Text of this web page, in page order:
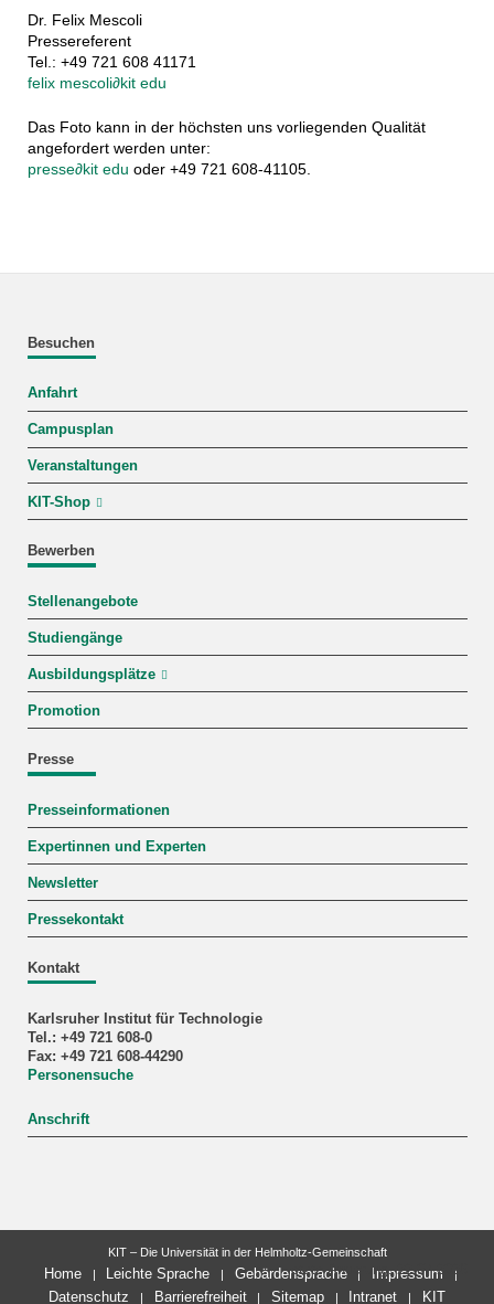
Dr. Felix Mescoli
Pressereferent
Tel.: +49 721 608 41171
felix mescoli∂kit edu
Das Foto kann in der höchsten uns vorliegenden Qualität
angefordert werden unter:
presse∂kit edu oder +49 721 608-41105.
Besuchen
Anfahrt
Campusplan
Veranstaltungen
KIT-Shop
Bewerben
Stellenangebote
Studiengänge
Ausbildungsplätze
Promotion
Presse
Presseinformationen
Expertinnen und Experten
Newsletter
Pressekontakt
Kontakt
Karlsruher Institut für Technologie
Tel.: +49 721 608-0
Fax: +49 721 608-44290
Personensuche
Anschrift
letzte Änderung: 22.07.2026
KIT – Die Universität in der Helmholtz-Gemeinschaft
Home Leichte Sprache Gebärdensprache
Impressum
Datenschutz
Barrierefreiheit Sitemap Intranet KIT